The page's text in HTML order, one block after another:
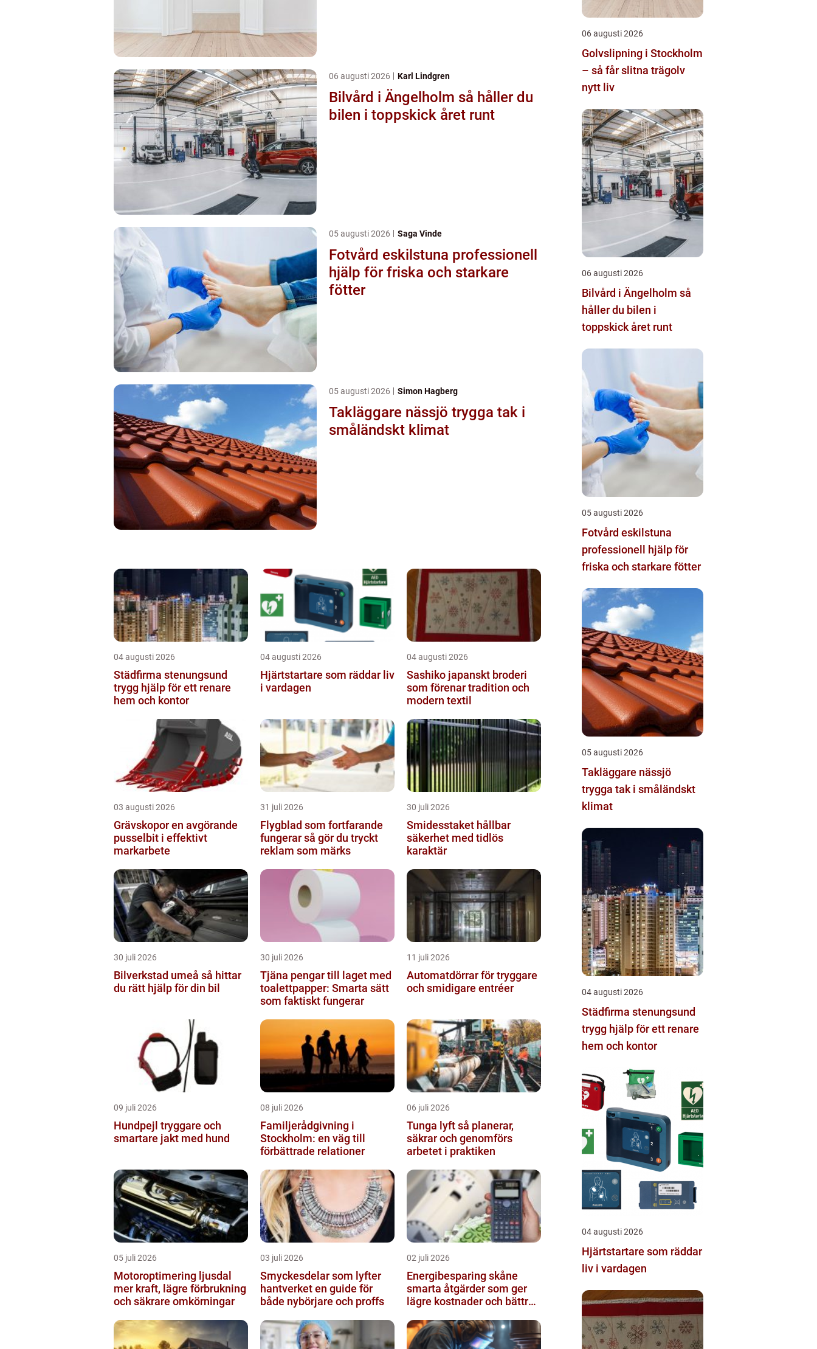
06 augusti 2026 Karl Lindgren
Bilvård i Ängelholm så håller du
bilen i toppskick året runt
05 augusti 2026 Saga Vinde
Fotvård eskilstuna professionell
hjälp för friska och starkare
fötter
05 augusti 2026 Simon Hagberg
Takläggare nässjö trygga tak i
småländskt klimat
04 augusti 2026
Städfirma stenungsund
trygg hjälp för ett renare
hem och kontor
04 augusti 2026
Hjärtstartare som räddar liv
i vardagen
04 augusti 2026
Sashiko japanskt broderi
som förenar tradition och
modern textil
03 augusti 2026
Grävskopor en avgörande
pusselbit i effektivt
markarbete
31 juli 2026
Flygblad som fortfarande
fungerar så gör du tryckt
reklam som märks
30 juli 2026
Smidesstaket hållbar
säkerhet med tidlös
karaktär
30 juli 2026
Bilverkstad umeå så hittar
du rätt hjälp för din bil
30 juli 2026
Tjäna pengar till laget med
toalettpapper: Smarta sätt
som faktiskt fungerar
11 juli 2026
Automatdörrar för tryggare
och smidigare entréer
09 juli 2026
Hundpejl tryggare och
smartare jakt med hund
08 juli 2026
Familjerådgivning i
Stockholm: en väg till
förbättrade relationer
06 juli 2026
Tunga lyft så planerar,
säkrar och genomförs
arbetet i praktiken
05 juli 2026
Motoroptimering ljusdal
mer kraft, lägre förbrukning
och säkrare omkörningar
03 juli 2026
Smyckesdelar som lyfter
hantverket en guide för
både nybörjare och proffs
02 juli 2026
Energibesparing skåne
smarta åtgärder som ger
lägre kostnader och bättre
06 augusti 2026
Golvslipning i Stockholm
– så får slitna trägolv
nytt liv
06 augusti 2026
Bilvård i Ängelholm så
håller du bilen i
toppskick året runt
05 augusti 2026
Fotvård eskilstuna
professionell hjälp för
friska och starkare fötter
05 augusti 2026
Takläggare nässjö
trygga tak i småländskt
klimat
04 augusti 2026
Städfirma stenungsund
trygg hjälp för ett renare
hem och kontor
04 augusti 2026
Hjärtstartare som räddar
liv i vardagen